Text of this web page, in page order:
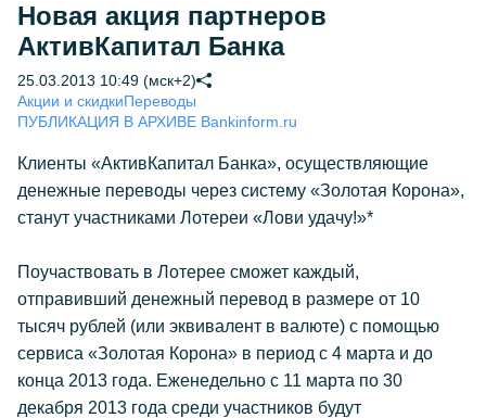
Новая акция партнеров
АктивКапитал Банка
25.03.2013 10:49 (мск+2)
Акции и скидкиПереводы
ПУБЛИКАЦИЯ В АРХИВЕ Bankinform.ru
Клиенты «АктивКапитал Банка», осуществляющие
денежные переводы через систему «Золотая Корона»,
станут участниками Лотереи «Лови удачу!»*
Поучаствовать в Лотерее сможет каждый,
отправивший денежный перевод в размере от 10
тысяч рублей (или эквивалент в валюте) с помощью
сервиса «Золотая Корона» в период с 4 марта и до
конца 2013 года. Еженедельно с 11 марта по 30
декабря 2013 года среди участников будут